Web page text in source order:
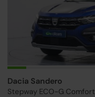
Dacia Sandero
Stepway ECO-G Comfort